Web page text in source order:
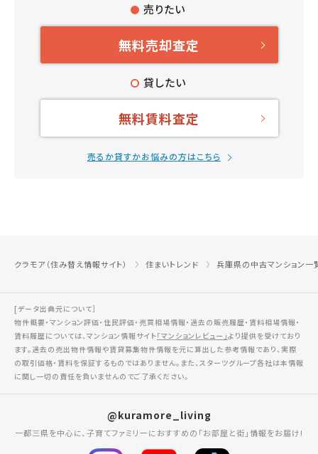
売りたい
無料売却査定
貸したい
無料賃料査定
売るか貸すかお悩みの方はこちら
クラモア（住み替え情報サイト） 住まいトレンド 兵庫県の中古マンション一
[データ出典元について］
物件概要・マンション評価・住民評価・売買相場情報・過去の販売履歴・賃料相場情報・
賃料履歴については、マンション情報サイト「マンションレビュー」より提供を受けており
ます。過去の売出物件情報や賃貸募集物件情報を元に算出した参考情報であり、実際
の取引価格・賃料を保証するものではありません。また、スターツグループ各社は本情報
に関し一切の責任を負いませんのでご了承ください。
@kuramore_living
一都三県を中心に、子育てファミリーにおすすめの「お部屋と街」情報をお届け!